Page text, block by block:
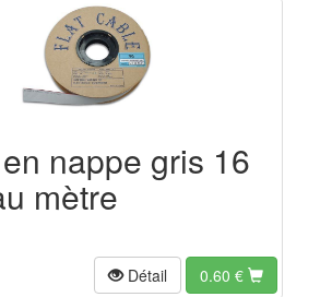
nappe gris 16
mètre
Détail 0.60 €